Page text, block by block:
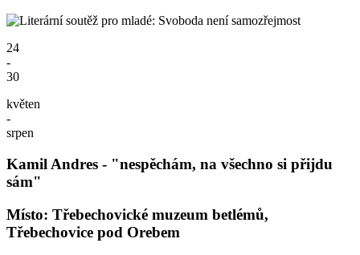
24
-
30
květen
-
srpen
Kamil Andres - "nespěchám, na všechno si přijdu
sám"
Místo: Třebechovické muzeum betlémů,
Třebechovice pod Orebem